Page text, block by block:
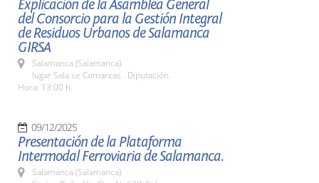
Explicación de la Asamblea General
del Consorcio para la Gestión Integral
de Residuos Urbanos de Salamanca
GIRSA
Salamanca (Salamanca)
lugar Sala se Comarcas . Diputación.
Hora: 13:00 h.
09/12/2025
Presentación de la Plataforma
Intermodal Ferroviaria de Salamanca.
Salamanca (Salamanca)